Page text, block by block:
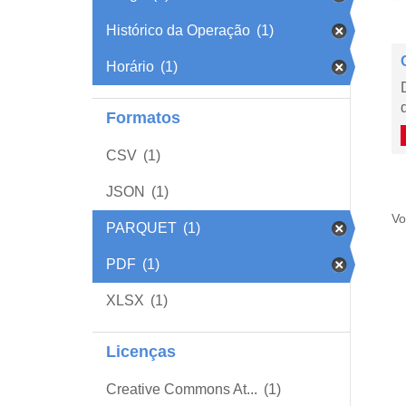
Histórico da Operação (1)
Horário (1)
Formatos
CSV (1)
JSON (1)
PARQUET (1)
PDF (1)
XLSX (1)
Licenças
Creative Commons At... (1)